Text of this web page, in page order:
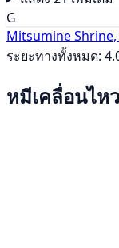
G
Mitsumine
ระยะทางทั้งหมด:
หมีเคลื่อนไห